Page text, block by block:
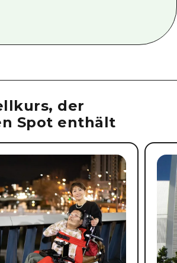
der
Spot enthält